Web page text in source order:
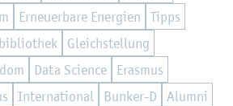
Er­neu­er­ba­re En­er­gi­en
Tipps
Gleich­stel­lung
Data Sci­ence
Eras­mus
In­ter­na­tio­nal Bun­ker-D
Alum­ni